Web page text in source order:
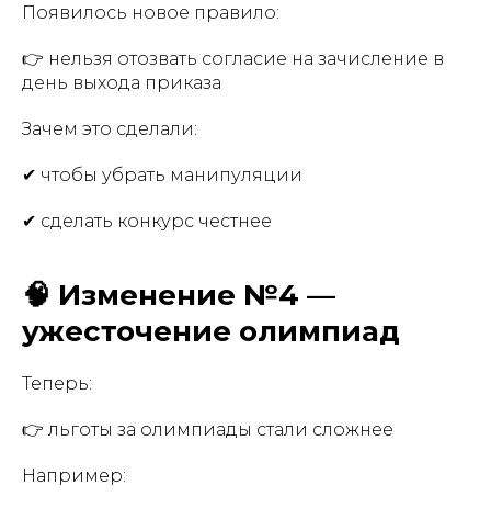
Появилось новое правило:
👉 нельзя отозвать согласие на зачисление в
день выхода приказа
Зачем это сделали:
✔ чтобы убрать манипуляции
✔ сделать конкурс честнее
🧠 Изменение №4 —
ужесточение олимпиад
Теперь:
👉 льготы за олимпиады стали сложнее
Например: